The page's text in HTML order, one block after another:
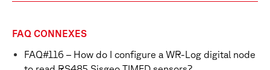
FAQ CONNEXES
FAQ#116 – How do I configure a WR-Log digital node